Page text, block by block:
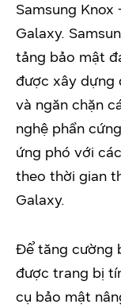
Samsung
Galaxy.
tảng bảo mật
được xây dựng
và ngăn chặn
nghệ phần
ứng phó với
theo thời gian
Galaxy.
Để tăng cường
được trang bị
cụ bảo mật